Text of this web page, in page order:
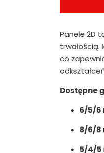
Panele 2D
trwałością.
co
Dostępne
6/5/6
8/6/8
5/4/5